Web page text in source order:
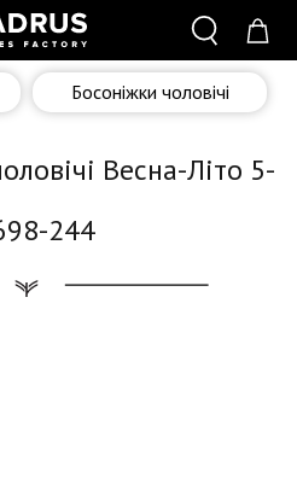
Босоніжки чоловічі
Весна-Літо 5-
244